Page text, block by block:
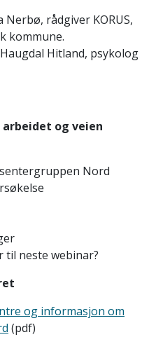
rådgiver KORUS,
kommune.
Hitland, psykolog
arbeidet og veien
Nord
til neste webinar?
og informasjon om
(pdf)